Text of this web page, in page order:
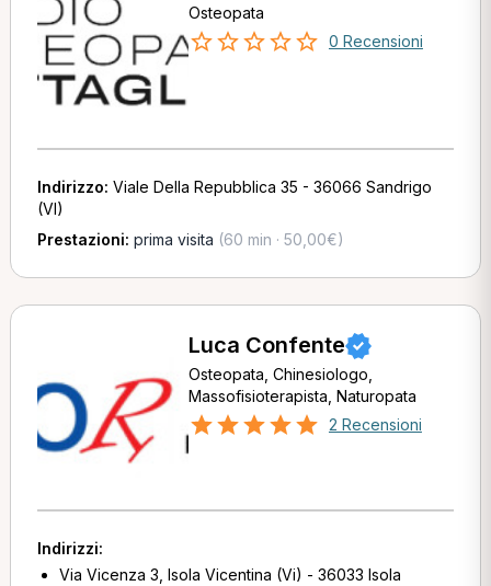
Osteopata
0 Recensioni
Indirizzo: Viale Della Repubblica 35 - 36066 Sandrigo
(VI)
Prestazioni: prima visita (60 min · 50,00€)
Luca Confente
Osteopata, Chinesiologo,
Massofisioterapista, Naturopata
2 Recensioni
Indirizzi:
Via Vicenza 3, Isola Vicentina (Vi) - 36033 Isola